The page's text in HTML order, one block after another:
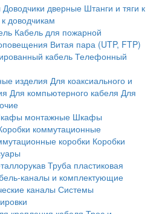
Доводчики дверные Штанги и тяги к
доводчикам
Кабель для пожарной
Витая пара (UTP, FTP)
кабель Телефонный
изделия Для коаксиального и
Для компьютерного кабеля Для
монтажные Шкафы
коммутационные
коробки Коробки
Труба пластиковая
каналы и комплектующие
каналы Системы